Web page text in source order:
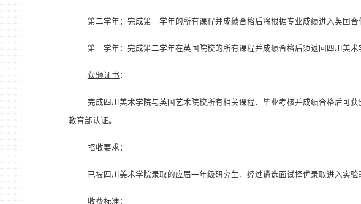
第二学年：完成第一学年的所有课程并成绩合格后将根据专业成绩进入英国合
第三学年：完成第二学年在英国院校的所有课程并成绩合格后须返回四川美术
获颁证书 ：
完成四川美术学院与英国艺术院校所有相关课程、毕业考核并成绩合格后可
教育部认证。
招收要求 ：
已被四川美术学院录取的应届一年级研究生，经过遴选面试择优录取进入实验
收费标准 ：